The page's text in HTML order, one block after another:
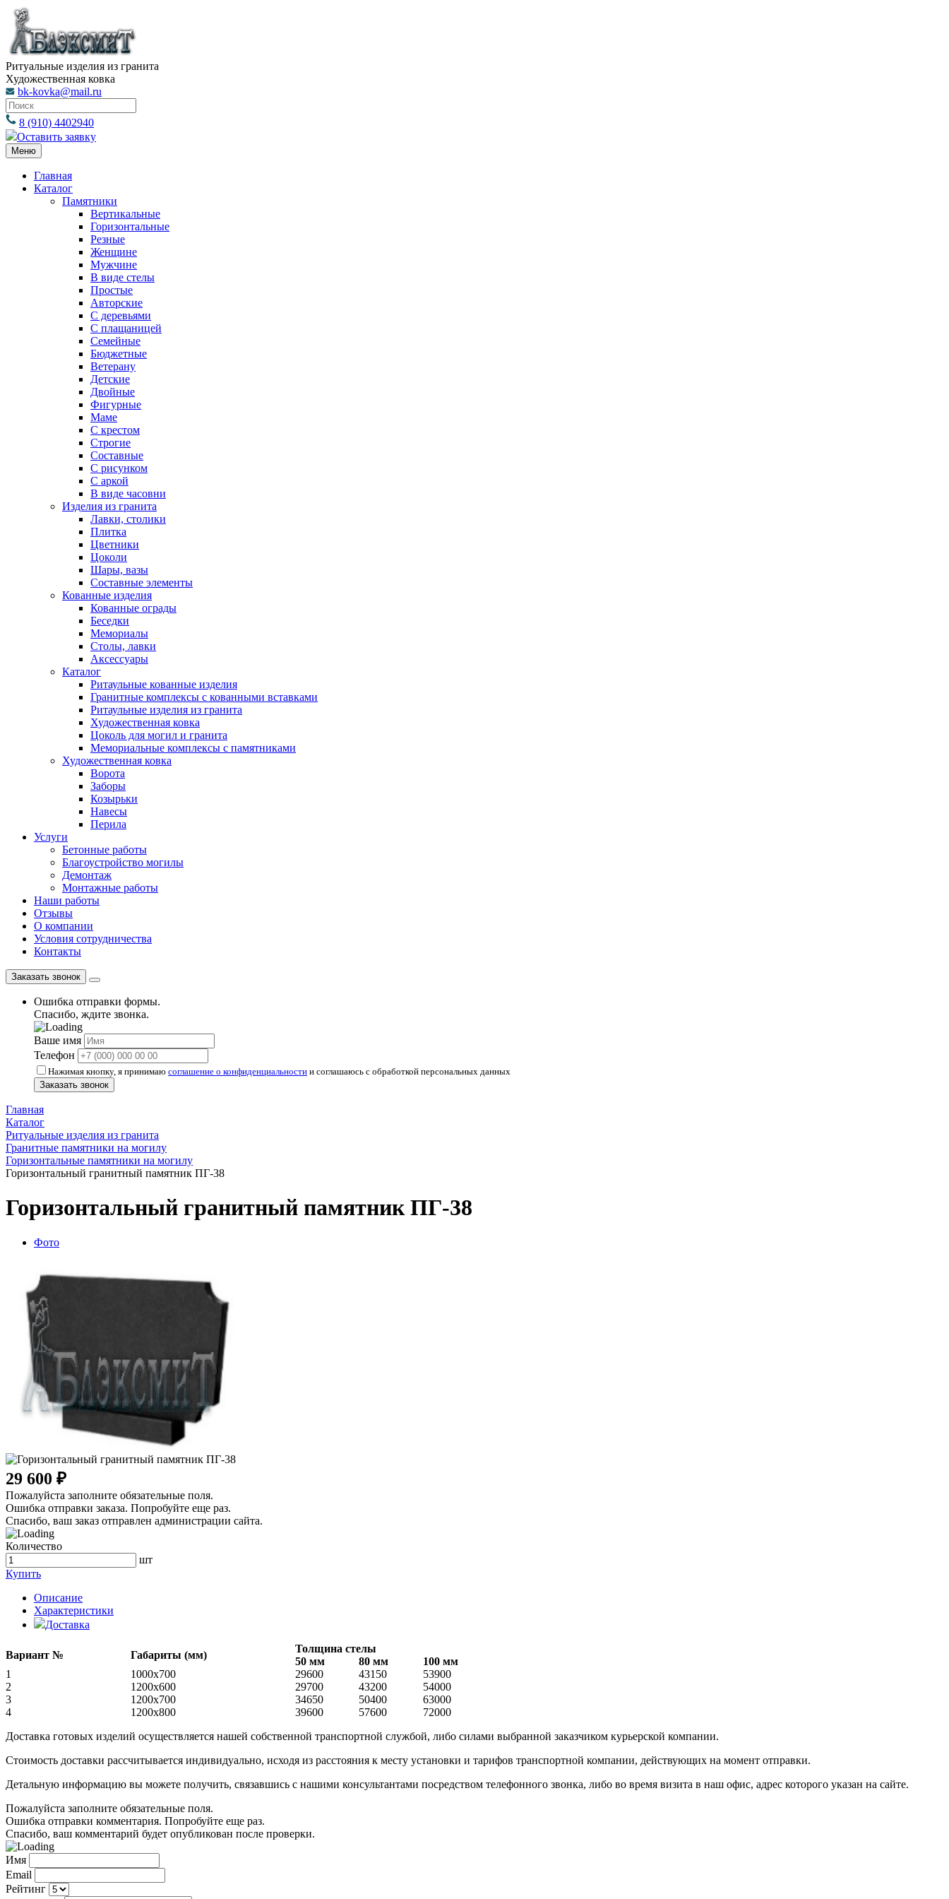
Ритуальные изделия из гранита
Художественная ковка
bk-kovka@mail.ru
8 (910) 4402940
Оставить заявку
Меню
Главная
Каталог
Памятники
Вертикальные
Горизонтальные
Резные
Женщине
Мужчине
В виде стелы
Простые
Авторские
С деревьями
С плащаницей
Семейные
Бюджетные
Ветерану
Детские
Двойные
Фигурные
Маме
С крестом
Строгие
Составные
С рисунком
С аркой
В виде часовни
Изделия из гранита
Лавки, столики
Плитка
Цветники
Цоколи
Шары, вазы
Составные элементы
Кованные изделия
Кованные ограды
Беседки
Мемориалы
Столы, лавки
Аксессуары
Каталог
Ритаульные кованные изделия
Гранитные комплексы с кованными вставками
Ритаульные изделия из гранита
Художественная ковка
Цоколь для могил и гранита
Мемориальные комплексы с памятниками
Художественная ковка
Ворота
Заборы
Козырьки
Навесы
Перила
Услуги
Бетонные работы
Благоустройство могилы
Демонтаж
Монтажные работы
Наши работы
Отзывы
О компании
Условия сотрудничества
Контакты
Заказать звонок
Ошибка отправки формы.
Спасибо, ждите звонка.
Ваше имя
Телефон
Нажимая кнопку, я принимаю соглашение о конфиденциальности и соглашаюсь с обработкой персональных данных
Заказать звонок
Главная
Каталог
Ритуальные изделия из гранита
Гранитные памятники на могилу
Горизонтальные памятники на могилу
Горизонтальный гранитный памятник ПГ-38
Горизонтальный гранитный памятник ПГ-38
Фото
29 600 ₽
Пожалуйста заполните обязательные поля.
Ошибка отправки заказа. Попробуйте еще раз.
Спасибо, ваш заказ отправлен администрации сайта.
Количество
шт
Купить
Описание
Характеристики
Доставка
Вариант № Габариты (мм)
Толщина стелы
50 мм
80 мм
100 мм
1
1000х700 29600 43150
53900
2
1200х600 29700 43200
54000
3
1200х700 34650 50400
63000
4
1200х800 39600 57600
72000
Доставка готовых изделий осуществляется нашей собственной транспортной службой, либо силами выбранной заказчиком курьерской компании.
Стоимость доставки рассчитывается индивидуально, исходя из расстояния к месту установки и тарифов транспортной компании, действующих на момент отправки.
Детальную информацию вы можете получить, связавшись с нашими консультантами посредством телефонного звонка, либо во время визита в наш офис, адрес которого указан на сайте.
Пожалуйста заполните обязательные поля.
Ошибка отправки комментария. Попробуйте еще раз.
Спасибо, ваш комментарий будет опубликован после проверки.
Имя
Email
Рейтинг